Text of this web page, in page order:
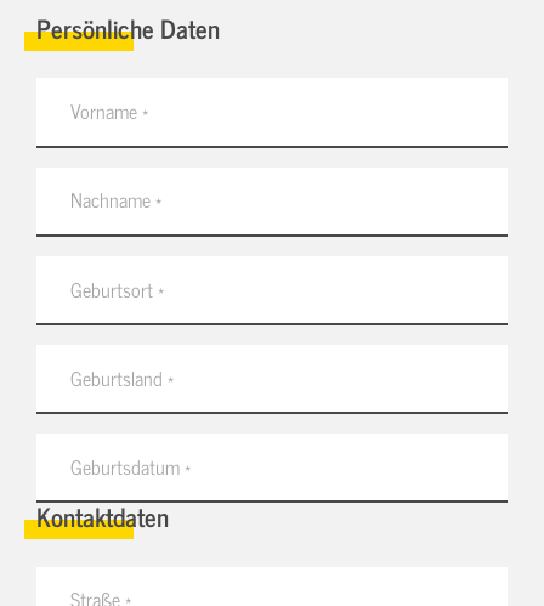
Persönliche Daten
Kontaktdaten